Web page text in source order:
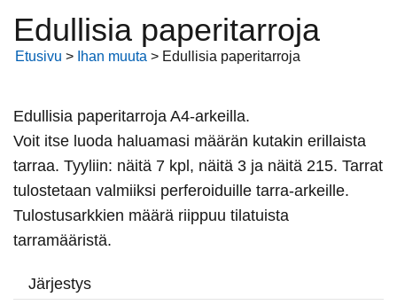
Edullisia paperitarroja
Etusivu > Ihan muuta > Edullisia paperitarroja
Edullisia paperitarroja A4-arkeilla.
Voit itse luoda haluamasi määrän kutakin erillaista
tarraa. Tyyliin: näitä 7 kpl, näitä 3 ja näitä 215. Tarrat
tulostetaan valmiiksi perferoiduille tarra-arkeille.
Tulostusarkkien määrä riippuu tilatuista
tarramääristä.
Järjestys